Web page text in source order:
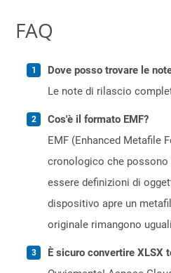
FAQ
Dove posso trovare le
Le note di rilascio
Cos'è il formato EMF?
EMF (Enhanced Metafile
cronologico che possono
essere definizioni di
dispositivo apre un
originale rimangono
È sicuro convertire XLSX